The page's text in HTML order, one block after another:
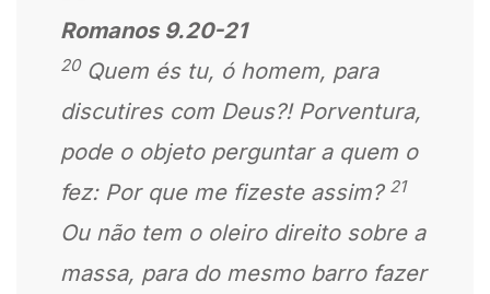
Romanos 9.20-21
20Quem és tu, ó homem, para
discutires com Deus?! Porventura,
pode o objeto perguntar a quem o
fez: Por que me fizeste assim? 21
Ou não tem o oleiro direito sobre a
massa, para do mesmo barro fazer